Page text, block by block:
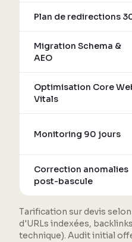
Plan de redirections
Migration Schema &
AEO
Optimisation Core
Vitals
Monitoring 90 jours
Correction anomalies
post-bascule
Tarification sur devis
d'URLs indexées,
technique). Audit initial